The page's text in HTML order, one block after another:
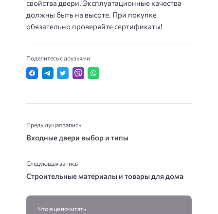
свойства двери. Эксплуатационные качества
должны быть на высоте. При покупке
обязательно проверяйте сертификаты!
Поделитесь с друзьями
Предыдущая запись
Входные двери выбор и типы
Следующая запись
Строительные материалы и товары для дома
Что еще почитать